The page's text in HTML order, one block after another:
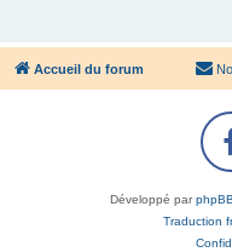
Accueil du forum
Développé parphpBB
Traduction